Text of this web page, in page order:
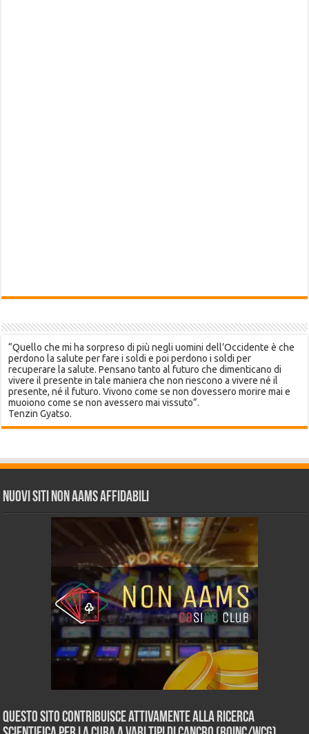
“Quello che mi ha sorpreso di più negli uomini dell’Occidente è che
perdono la salute per fare i soldi e poi perdono i soldi per
recuperare la salute. Pensano tanto al futuro che dimenticano di
vivere il presente in tale maniera che non riescono a vivere né il
presente, né il futuro. Vivono come se non dovessero morire mai e
muoiono come se non avessero mai vissuto”.
Tenzin Gyatso.
Nuovi siti non AAMS affidabili
Questo sito contribuisce attivamente alla ricerca